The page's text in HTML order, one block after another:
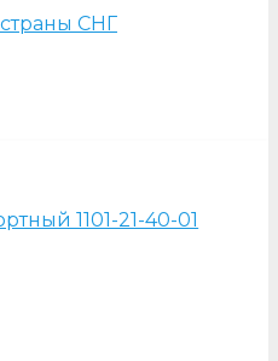
СНГ
1101-21-40-01